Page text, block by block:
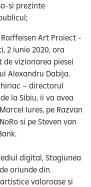
si prezinte
Art Proiect -
2 iunie 2020, ora
de vizionarea piesei
Alexandru Dabija.
– directorul
la Sibiu, ii va avea
Iures, pe Razvan
si pe Steven van
digital, Stagiunea
oriunde din
valoroase si